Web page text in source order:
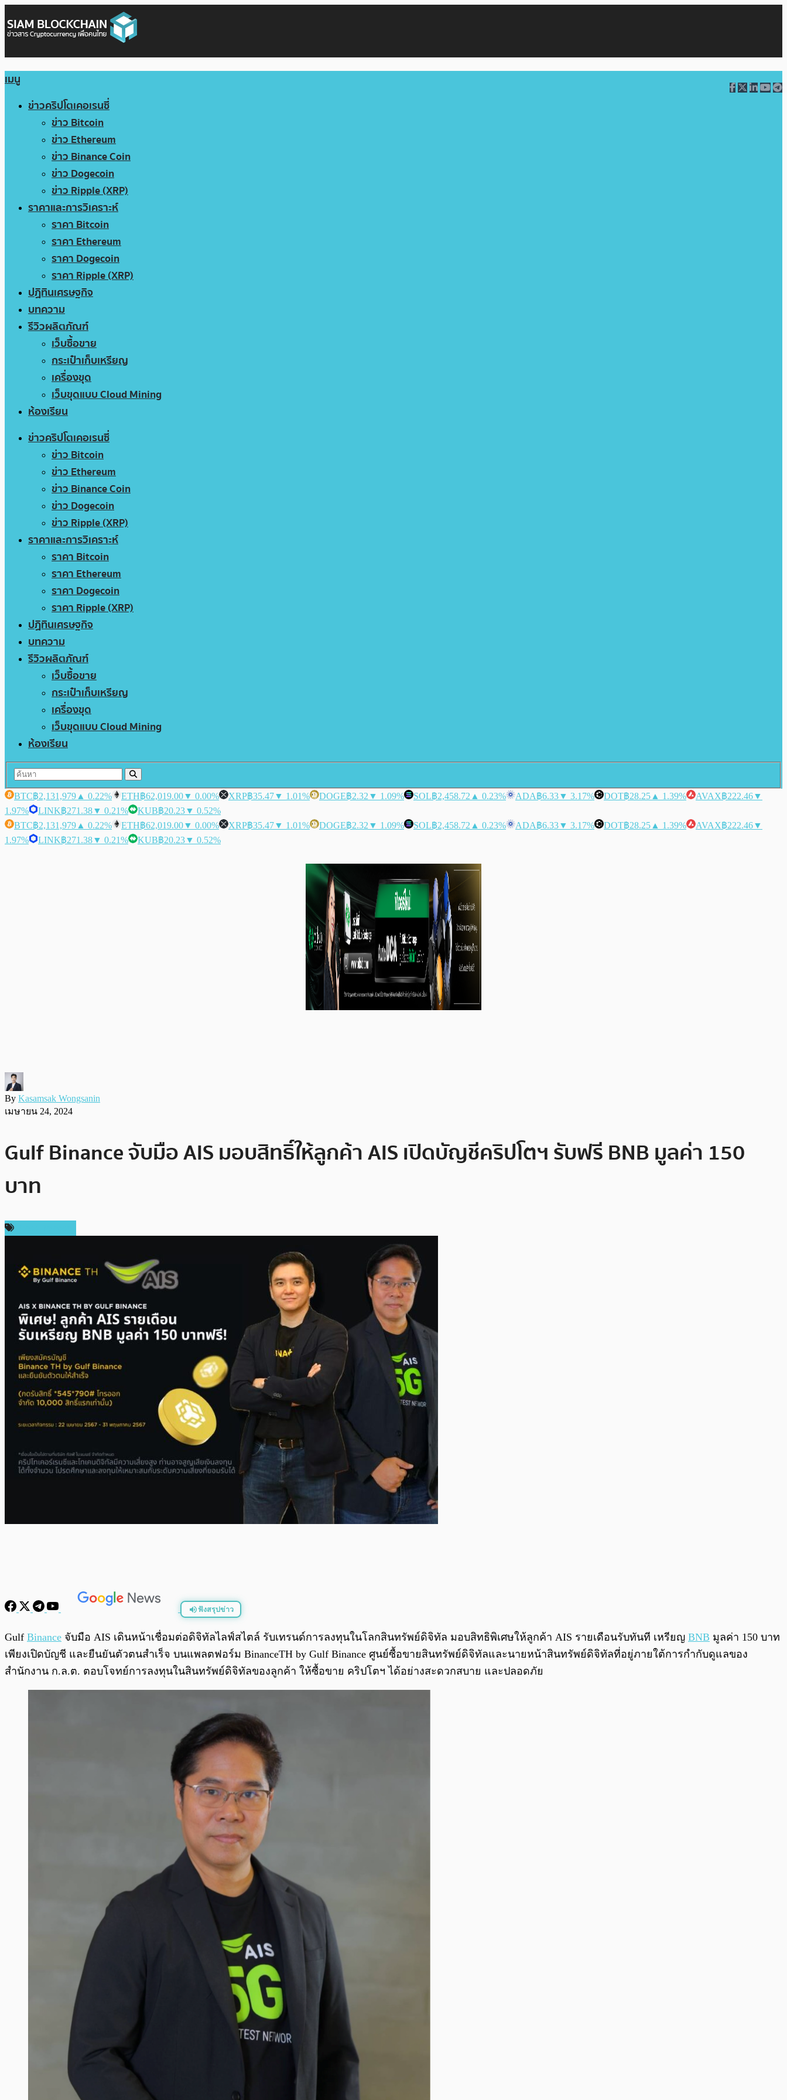
เมนู
ข่าวคริปโตเคอเรนซี่
ข่าว Bitcoin
ข่าว Ethereum
ข่าว Binance Coin
ข่าว Dogecoin
ข่าว Ripple (XRP)
ราคาและการวิเคราะห์
ราคา Bitcoin
ราคา Ethereum
ราคา Dogecoin
ราคา Ripple (XRP)
ปฏิทินเศรษฐกิจ
บทความ
รีวิวผลิตภัณฑ์
เว็บซื้อขาย
กระเป๋าเก็บเหรียญ
เครื่องขุด
เว็บขุดแบบ Cloud Mining
ห้องเรียน
ข่าวคริปโตเคอเรนซี่
ข่าว Bitcoin
ข่าว Ethereum
ข่าว Binance Coin
ข่าว Dogecoin
ข่าว Ripple (XRP)
ราคาและการวิเคราะห์
ราคา Bitcoin
ราคา Ethereum
ราคา Dogecoin
ราคา Ripple (XRP)
ปฏิทินเศรษฐกิจ
บทความ
รีวิวผลิตภัณฑ์
เว็บซื้อขาย
กระเป๋าเก็บเหรียญ
เครื่องขุด
เว็บขุดแบบ Cloud Mining
ห้องเรียน
BTC฿2,131,979 ▲ 0.22% ETH฿62,019.00▼ 0.00% XRP฿35.47▼ 1.01% DOGE฿2.32 ▼ 1.09% SOL฿2,458.72 ▲ 0.23% ADA฿6.33▼ 3.17% DOT฿28.25 ▲ 1.39% AVAX฿222.46▼
1.97%
LINK฿271.38▼ 0.21% KUB฿20.23▼ 0.52%
BTC฿2,131,979 ▲ 0.22% ETH฿62,019.00▼ 0.00% XRP฿35.47▼ 1.01% DOGE฿2.32 ▼ 1.09% SOL฿2,458.72 ▲ 0.23% ADA฿6.33▼ 3.17% DOT฿28.25 ▲ 1.39% AVAX฿222.46▼
1.97%
LINK฿271.38▼ 0.21% KUB฿20.23▼ 0.52%
By Kasamsak Wongsanin
เมษายน 24, 2024
Gulf Binance จับมือ AIS มอบสิทธิ์ให้ลูกค้า AIS เปิดบัญชีคริปโตฯ รับฟรี BNB มูลค่า 150
บาท
ฟังสรุปข่าว
0:00 0:00
Gulf Binance จับมือ AIS เดินหน้าเชื่อมต่อดิจิทัลไลฟ์สไตล์ รับเทรนด์การลงทุนในโลกสินทรัพย์ดิจิทัล มอบสิทธิพิเศษให้ลูกค้า AIS รายเดือนรับทันที เหรียญ BNB มูลค่า 150 บาท
เพียงเปิดบัญชี และยืนยันตัวตนสำเร็จ บนแพลตฟอร์ม BinanceTH by Gulf Binance ศูนย์ซื้อขายสินทรัพย์ดิจิทัลและนายหน้าสินทรัพย์ดิจิทัลที่อยู่ภายใต้การกำกับดูแลของ
สำนักงาน ก.ล.ต. ตอบโจทย์การลงทุนในสินทรัพย์ดิจิทัลของลูกค้า ให้ซื้อขาย คริปโตฯ ได้อย่างสะดวกสบาย และปลอดภัย